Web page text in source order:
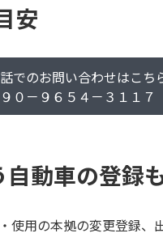
安
でのお問い合わせはこち
０－９６５４－３１１７
動車の登録
用の本拠の変更登録、